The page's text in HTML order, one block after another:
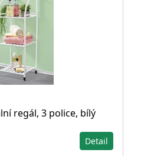
regál, 3 police, bílý
Detail